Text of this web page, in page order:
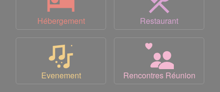
Hébergement Restaurant
Evenement Rencontres Réunion